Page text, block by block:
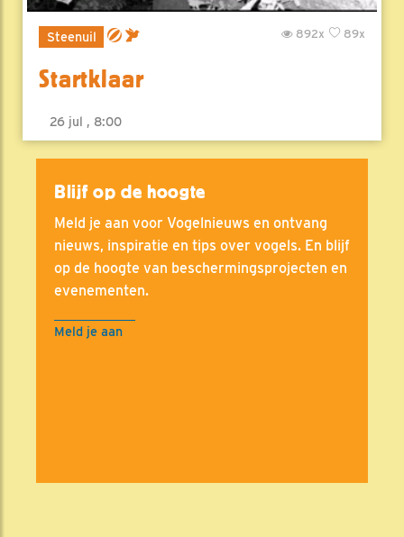
Steenuil 89x
892x
Startklaar
26 jul , 8:00
Blijf op de hoogte
Meld je aan voor Vogelnieuws en ontvang
nieuws, inspiratie en tips over vogels. En blijf
op de hoogte van beschermingsprojecten en
evenementen.
Meld je aan